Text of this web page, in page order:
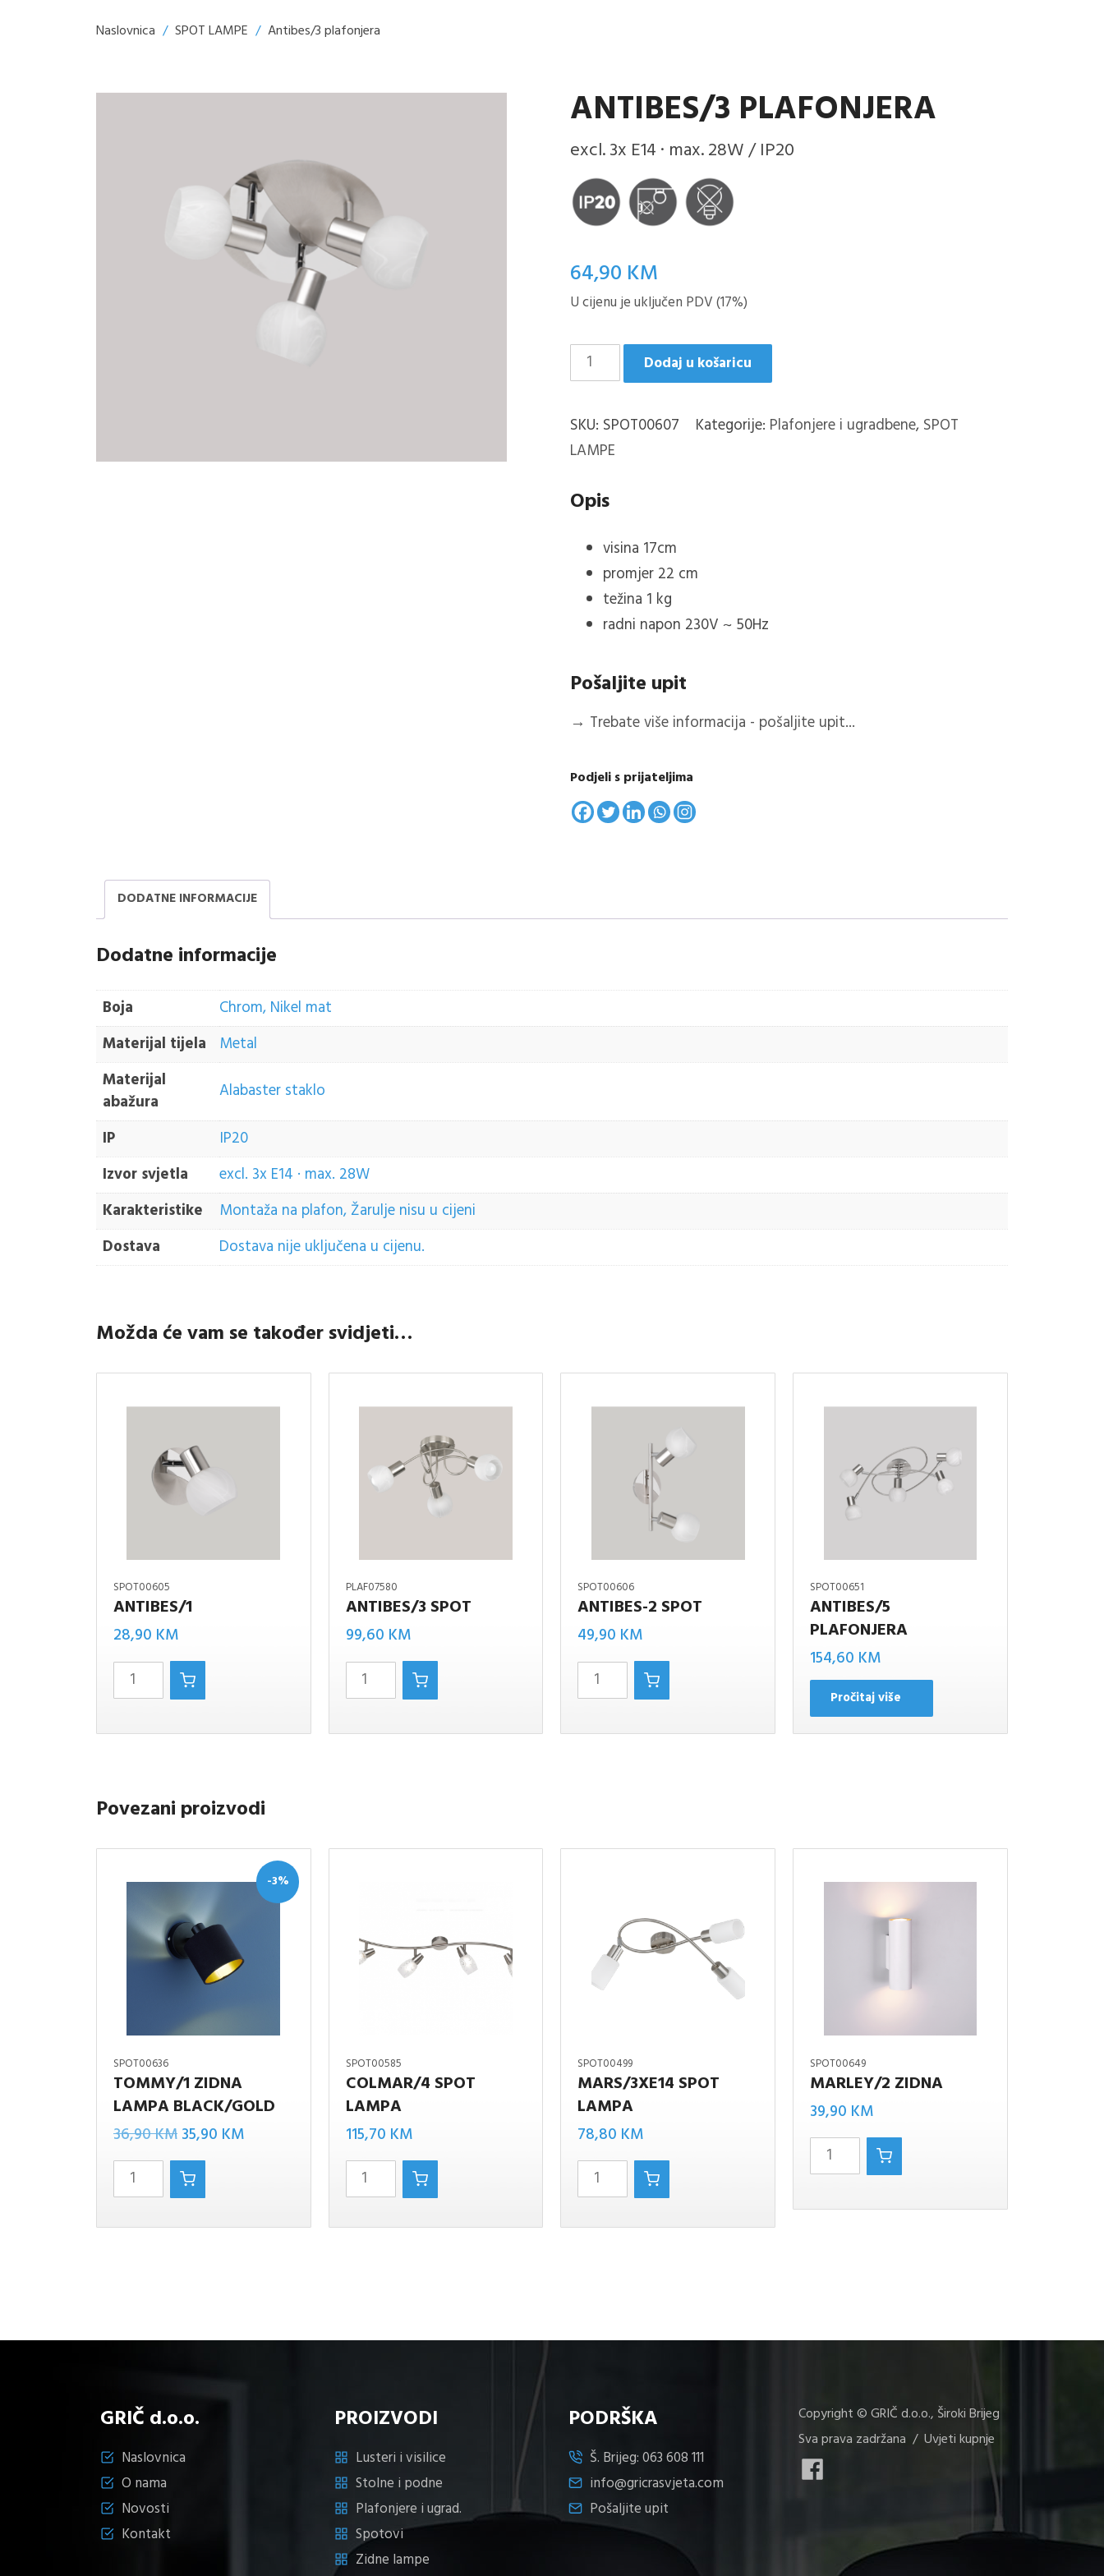
Naslovnica / SPOT LAMPE / Antibes/3 plafonjera
ANTIBES/3 PLAFONJERA
excl. 3x E14 · max. 28W / IP20
64,90 KM
U cijenu je uključen PDV (17%)
Antibes/3
plafonjera
Dodaj u košaricu
SKU: SPOT00607 Kategorije: Plafonjere i ugradbene, SPOT
LAMPE
Opis
visina 17cm
promjer 22 cm
težina 1 kg
radni napon 230V ~ 50Hz
Pošaljite upit
→ Trebate više informacija - pošaljite upit...
Podjeli s prijateljima
DODATNE INFORMACIJE
Dodatne informacije
Boja
Chrom, Nikel mat
Materijal tijela Metal
Materijal
abažura
Alabaster staklo
IP
IP20
Izvor svjetla
excl. 3x E14 · max. 28W
Karakteristike
Montaža na plafon, Žarulje nisu u cijeni
Dostava
Dostava nije uključena u cijenu.
Možda će vam se također svidjeti…
SPOT00605
ANTIBES/1
28,90 KM
ANTIBES/1
PLAF07580
ANTIBES/3 SPOT
99,60 KM
Antibes/3
SPOT00606
ANTIBES-2 SPOT
49,90 KM
Antibes-
2 spot
količina
SPOT00651
ANTIBES/5
PLAFONJERA
154,60 KM
Pročitaj više
Povezani proizvodi
-3%
SPOT00636
TOMMY/1 ZIDNA
LAMPA BLACK/GOLD
36,90KM Izvorna
cijena
bila
36,90 KM.
35,90 KMTrenutna
TOMMY/1
LAMPA
BLACK/GOLD
SPOT00585
COLMAR/4 SPOT
LAMPA
115,70 KM
količina
SPOT00499
MARS/3XE14 SPOT
LAMPA
78,80 KM
MARS/3xE14
spot lampa
SPOT00649
MARLEY/2 ZIDNA
39,90 KM
MARLEY/2
zidna
GRIČ d.o.o.
Naslovnica
O nama
Novosti
Kontakt
PROIZVODI
Lusteri i visilice
Stolne i podne
Plafonjere i ugrad.
Spotovi
Zidne lampe
PODRŠKA
Š. Brijeg:063 608 111
info@gricrasvjeta.com
Pošaljite upit
Copyright © GRIČ d.o.o., Široki Brijeg
Sva prava zadržana / Uvjeti kupnje